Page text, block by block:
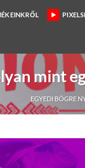
mint
EGYEDI BÖGRE